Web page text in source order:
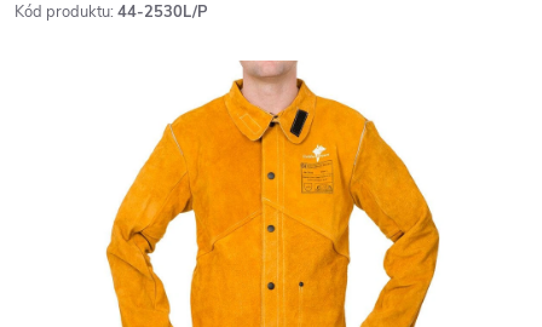
Kód produktu: 44-2530L/P